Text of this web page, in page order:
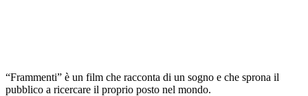
“Frammenti” è un film che racconta di un sogno e che sprona il
pubblico a ricercare il proprio posto nel mondo.